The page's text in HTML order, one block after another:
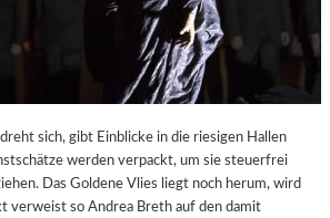
sich, gibt Einblicke in die riesigen Hallen
werden verpackt, um sie steuerfrei
Das Goldene Vlies liegt noch herum, wird
verweist so Andrea Breth auf den damit